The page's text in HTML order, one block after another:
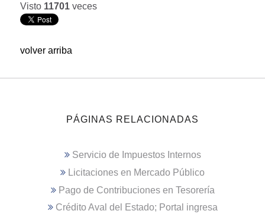
Visto 11701 veces
volver arriba
PÁGINAS RELACIONADAS
Servicio de Impuestos Internos
Licitaciones en Mercado Público
Pago de Contribuciones en Tesorería
Crédito Aval del Estado; Portal ingresa